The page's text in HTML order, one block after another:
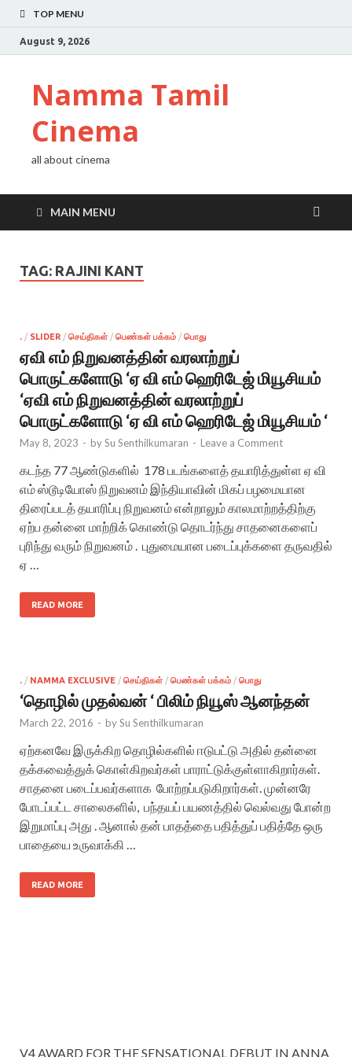
TOP MENU
August 9, 2026
Namma Tamil
Cinema
all about cinema
MAIN MENU
TAG: RAJINI KANT
. / SLIDER / செய்திகள் / பெண்கள் பக்கம் / பொது
ஏவி எம் நிறுவனத்தின் வரலாற்றுப்
பொருட்களோடு ‘ஏ வி எம் ஹெரிடேஜ் மியூசியம்
‘ஏவி எம் நிறுவனத்தின் வரலாற்றுப்
பொருட்களோடு ‘ஏ வி எம் ஹெரிடேஜ் மியூசியம் ‘
May 8, 2023 - bySu Senthilkumaran - Leave a Comment
கடந்த 77 ஆண்டுகளில் 178 படங்களைத் தயாரித்துள்ள ஏ வி
எம் ஸ்டூடியோஸ் நிறுவனம் இந்தியாவின் மிகப் பழமையான
திரைப்படத் தயாரிப்பு நிறுவனம் என்றாலும் காலமாற்றத்திற்கு
ஏற்ப தன்னை மாற்றிக் கொண்டு தொடர்ந்து சாதனைகளைப்
புரிந்து வரும் நிறுவனம் . புதுமையான படைப்புக்களை தருவதில்
ஏ …
READ MORE
. / NAMMA EXCLUSIVE / செய்திகள் / பெண்கள் பக்கம் / பொது
‘தொழில் முதல்வன் ‘ பிலிம் நியூஸ் ஆனந்தன்
March 22, 2016 - bySu Senthilkumaran
ஏற்கனவே இருக்கிற தொழில்களில் ஈடுபட்டு அதில் தன்னை
தக்கவைத்துக் கொள்கிறவர்கள் பாராட்டுக்குள்ளாகிறார்கள்.
சாதனை படைப்பவர்களாக போற்றப்படுகிறார்கள். முன்னரே
போடப்பட்ட சாலைகளில், பந்தயப் பயணத்தில் வெல்வது போன்ற
இறுமாப்பு அது . ஆனால் தன் பாதத்தை பதித்துப் பதித்தே ஒரு
பாதையை உருவாக்கி …
READ MORE
V4 AWARD FOR THE SENSATIONAL DEBUT IN ANNA